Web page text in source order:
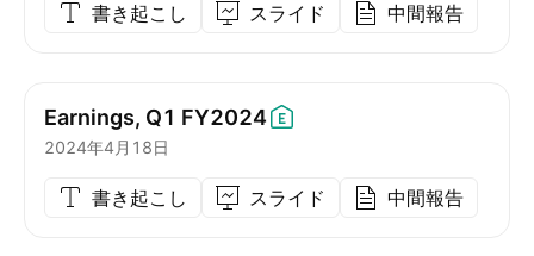
書き起こし スライド 中間報告
Earnings, Q1 FY2024
2024年4月18日
書き起こし スライド 中間報告